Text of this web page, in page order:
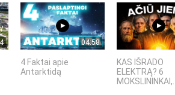
04:58
4 Faktai apie
Antarktidą
KAS IŠRADO
ELEKTRĄ? 6
MOKSLININKAI,...